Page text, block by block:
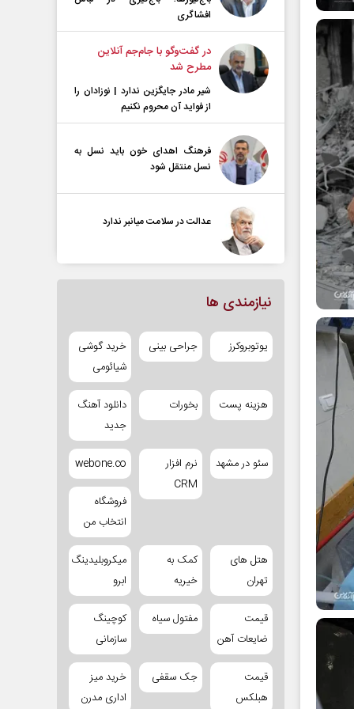
افشاگری
در گفت‌و‌گو با جام‌جم آنلاین
مطرح شد
شیر مادر جایگزین ندارد | نوزادان را
از فواید آن محروم نکنیم
فرهنگ اهدای خون باید نسل به
نسل منتقل شود
عدالت در سلامت میانبر ندارد
نیازمندی ها
یوتوبروکرز جراحی بینی
خرید گوشی
شیائومی
هزینه پست بخورات
دانلود آهنگ
جدید
سئو در مشهد
نرم افزار
CRM
webone.co
فروشگاه
انتخاب من
هتل های
تهران
کمک به
خیریه
میکروبلیدینگ
ابرو
قیمت
ضایعات آهن
مفتول سیاه
کوچینگ
سازمانی
قیمت
هبلکس
جک سقفی
خرید میز
اداری مدرن